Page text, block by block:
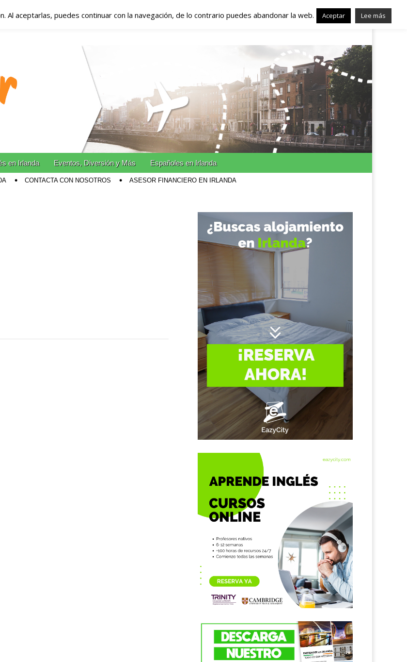
– Vivir en Irlanda – Trabajo en
en Irlanda
en Irlanda Eventos, Diversión y Más Españoles en Irlanda
CONTACTA CON NOSOTROS ASESOR FINANCIERO EN IRLANDA
aceptarlas, puedes continuar con la navegación, de lo contrario puedes abandonar la web. Aceptar Lee más